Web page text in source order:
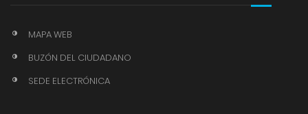
MAPA WEB
BUZÓN DEL CIUDADANO
SEDE ELECTRÓNICA